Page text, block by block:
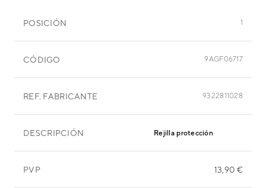
POSICIÓN 1
CÓDIGO 9AGF06717
REF. FABRICANTE 9322811028
DESCRIPCIÓN Rejilla protección
PVP 13,90 €